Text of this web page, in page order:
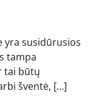
yra susidūrusios
tampa
tai būtų
šventė, […]